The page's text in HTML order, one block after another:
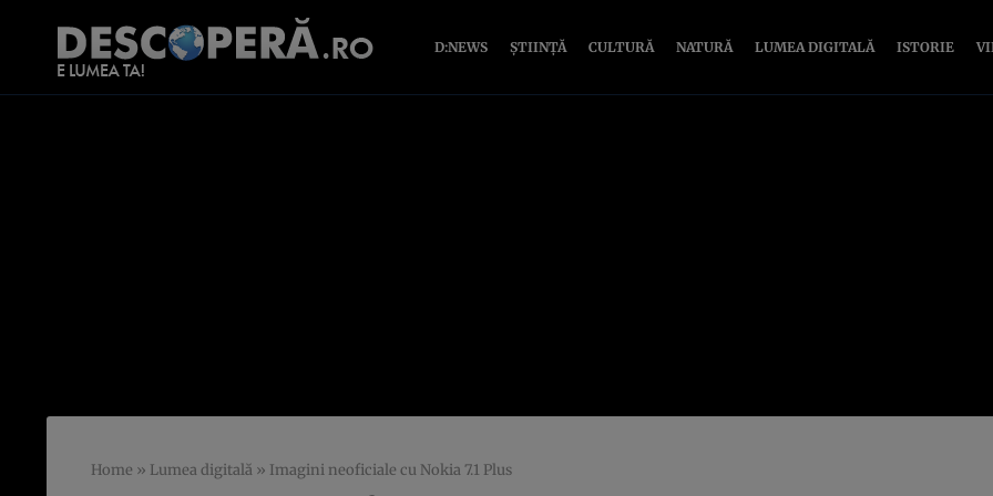
D:NEWS ȘTIINȚĂ CULTURĂ NATURĂ LUMEA DIGITALĂ ISTORIE
Home » Lumea digitală » Imagini neoficiale cu Nokia 7.1 Plus